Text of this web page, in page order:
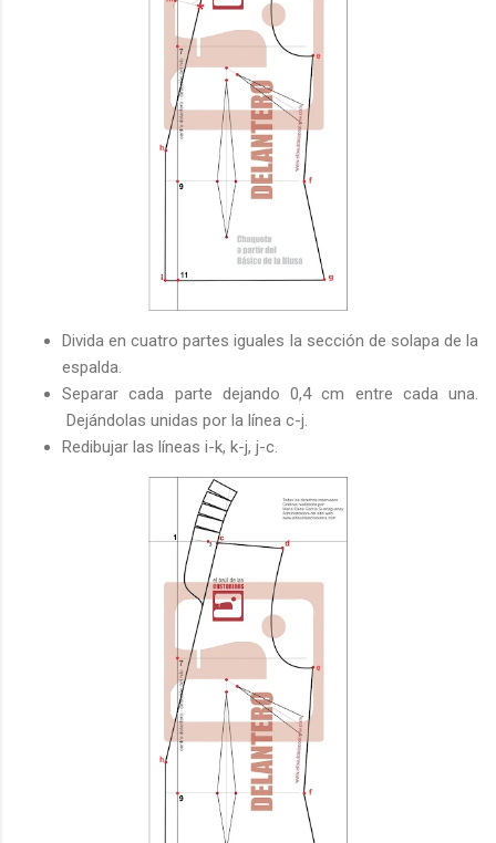
Divida en cuatro partes iguales la sección de solapa de la
espalda.
Separar cada parte dejando 0,4 cm entre cada una.
Dejándolas unidas por la línea c-j.
Redibujar las líneas i-k, k-j, j-c.